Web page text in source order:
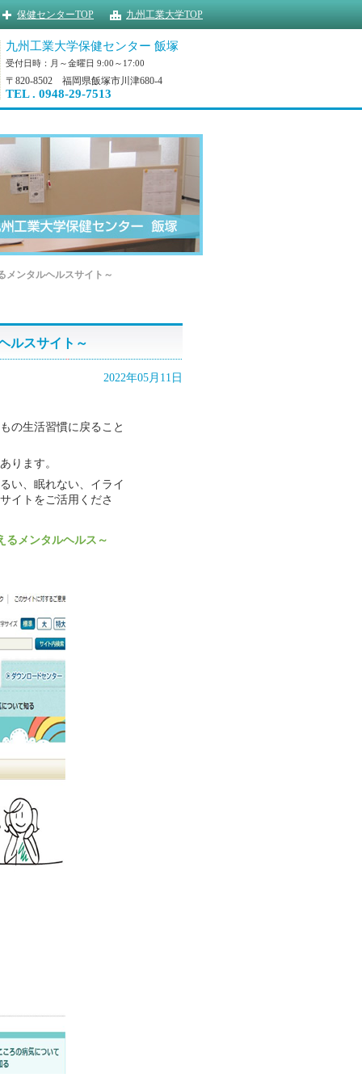
九州工業大学TOP
保健センターTOP
九州工業大学保健センター 飯塚
受付日時：月～金曜日 9:00～17:00
〒820-8502 福岡県飯塚市川津680-4
TEL . 0948-29-7513
メンタルヘルスサイト～
ルスサイト～
2022年05月11日
の生活習慣に戻ること
ります。
い、眠れない、 イライ
イトをご活用くださ
るメンタルヘルス～